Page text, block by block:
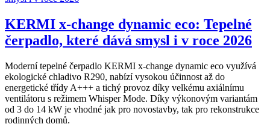
KERMI x-change dynamic eco: Tepelné
čerpadlo, které dává smysl i v roce 2026
Moderní tepelné čerpadlo KERMI x-change dynamic eco využívá
ekologické chladivo R290, nabízí vysokou účinnost až do
energetické třídy A+++ a tichý provoz díky velkému axiálnímu
ventilátoru s režimem Whisper Mode. Díky výkonovým variantám
od 3 do 14 kW je vhodné jak pro novostavby, tak pro rekonstrukce
rodinných domů.